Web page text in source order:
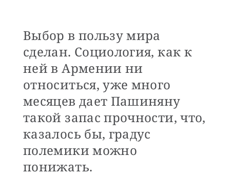
Выбор в пользу мира
сделан. Социология, как к
ней в Армении ни
относиться, уже много
месяцев дает Пашиняну
такой запас прочности, что,
казалось бы, градус
полемики можно
понижать.